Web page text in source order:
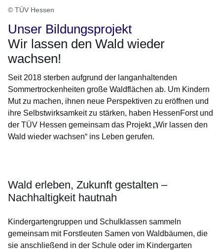
© TÜV Hessen
Unser Bildungsprojekt
Wir lassen den Wald wieder
wachsen!
Seit 2018 sterben aufgrund der langanhaltenden
Sommertrockenheiten große Waldflächen ab. Um Kindern
Mut zu machen, ihnen neue Perspektiven zu eröffnen und
ihre Selbstwirksamkeit zu stärken, haben HessenForst und
der TÜV Hessen gemeinsam das Projekt „Wir lassen den
Wald wieder wachsen“ ins Leben gerufen.
Wald erleben, Zukunft gestalten –
Nachhaltigkeit hautnah
Kindergartengruppen und Schulklassen sammeln
gemeinsam mit Forstleuten Samen von Waldbäumen, die
sie anschließend in der Schule oder im Kindergarten